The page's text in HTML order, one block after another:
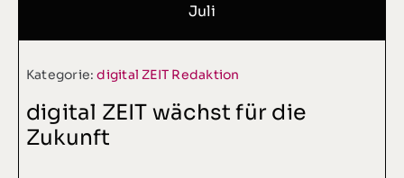
Juli
Kategorie:digital ZEIT Redaktion
digital ZEIT wächst für die
Zukunft